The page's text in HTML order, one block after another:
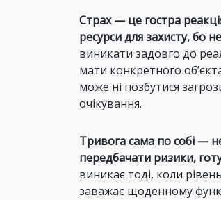
Страх — це гостра
ресурси для захисту, бо
виникати задовго до
мати конкретного
може ні позбутися
очікування.
Тривога сама по собі —
передбачати ризики,
виникає тоді, коли
заважає щоденному